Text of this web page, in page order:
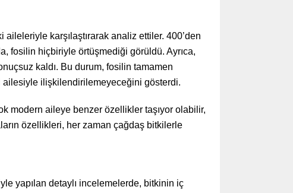
karşılaştırarak analiz ettiler. 400’den
fosilin hiçbiriyle örtüşmediği görüldü. Ayrıca,
kaldı. Bu durum, fosilin tamamen
ilişkilendirilemeyeceğini gösterdi.
modern aileye benzer özellikler taşıyor olabilir,
özellikleri, her zaman çağdaş bitkilerle
yapılan detaylı incelemelerde, bitkinin iç